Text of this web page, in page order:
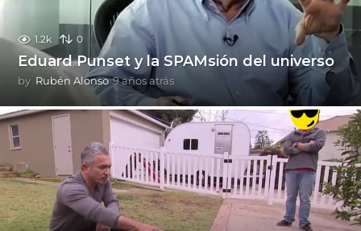
1.2k 0
Eduard Punset y la SPAMsión del universo
by Rubén Alonso 9 años atrás
a
ñ
o
a
t
r
á
s